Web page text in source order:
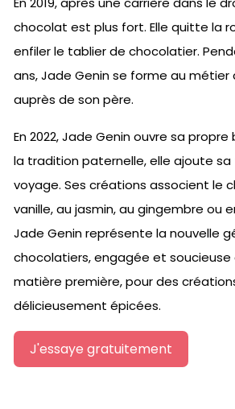
chocolat est plus fort. Elle quitte la
enfiler le tablier de chocolatier.
ans, Jade Genin se forme au
auprès de son père.
En 2022, Jade Genin ouvre sa
la tradition paternelle, elle ajoute
voyage. Ses créations associent le
vanille, au jasmin, au gingembre ou
Jade Genin représente la nouvelle
chocolatiers, engagée et
matière première, pour des
délicieusement épicées.
J'essaye gratuitement